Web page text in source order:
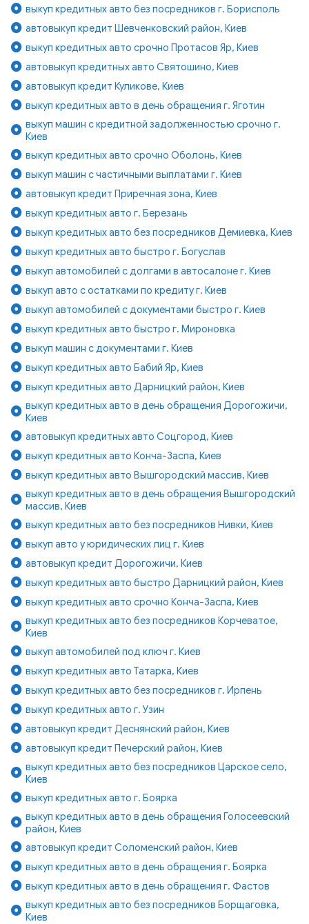
выкуп кредитных авто без посредников г. Борисполь
автовыкуп кредит Шевченковский район, Киев
выкуп кредитных авто срочно Протасов Яр, Киев
автовыкуп кредитных авто Святошино, Киев
автовыкуп кредит Куликове, Киев
выкуп кредитных авто в день обращения г. Яготин
выкуп машин с кредитной задолженностью срочно г.
Киев
выкуп кредитных авто срочно Оболонь, Киев
выкуп машин с частичными выплатами г. Киев
автовыкуп кредит Приречная зона, Киев
выкуп кредитных авто г. Березань
выкуп кредитных авто без посредников Демиевка, Киев
выкуп кредитных авто быстро г. Богуслав
выкуп автомобилей с долгами в автосалоне г. Киев
выкуп авто с остатками по кредиту г. Киев
выкуп автомобилей с документами быстро г. Киев
выкуп кредитных авто быстро г. Мироновка
выкуп машин с документами г. Киев
выкуп кредитных авто Бабий Яр, Киев
выкуп кредитных авто Дарницкий район, Киев
выкуп кредитных авто в день обращения Дорогожичи,
Киев
автовыкуп кредитных авто Соцгород, Киев
выкуп кредитных авто Конча-Заспа, Киев
выкуп кредитных авто Вышгородский массив, Киев
выкуп кредитных авто в день обращения Вышгородский
массив, Киев
выкуп кредитных авто без посредников Нивки, Киев
выкуп авто у юридических лиц г. Киев
автовыкуп кредит Дорогожичи, Киев
выкуп кредитных авто быстро Дарницкий район, Киев
выкуп кредитных авто срочно Конча-Заспа, Киев
выкуп кредитных авто без посредников Корчеватое,
Киев
выкуп автомобилей под ключ г. Киев
выкуп кредитных авто Татарка, Киев
выкуп кредитных авто без посредников г. Ирпень
выкуп кредитных авто г. Узин
автовыкуп кредит Деснянский район, Киев
автовыкуп кредит Печерский район, Киев
выкуп кредитных авто без посредников Царское село,
Киев
выкуп кредитных авто г. Боярка
выкуп кредитных авто в день обращения Голосеевский
район, Киев
автовыкуп кредит Соломенский район, Киев
выкуп кредитных авто в день обращения г. Боярка
выкуп кредитных авто в день обращения г. Фастов
выкуп кредитных авто без посредников Борщаговка,
Киев